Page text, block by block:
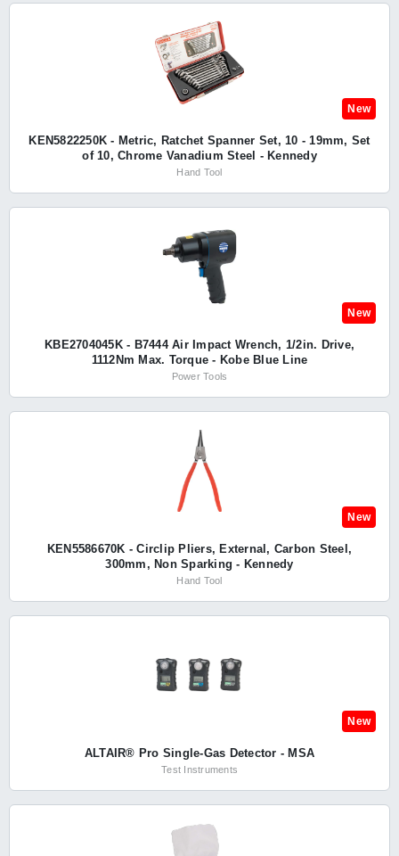
New
KEN5822250K - Metric, Ratchet Spanner Set, 10 - 19mm, Set
of 10, Chrome Vanadium Steel - Kennedy
Hand Tool
New
KBE2704045K - B7444 Air Impact Wrench, 1/2in. Drive,
1112Nm Max. Torque - Kobe Blue Line
Power Tools
New
KEN5586670K - Circlip Pliers, External, Carbon Steel,
300mm, Non Sparking - Kennedy
Hand Tool
New
ALTAIR® Pro Single-Gas Detector - MSA
Test Instruments